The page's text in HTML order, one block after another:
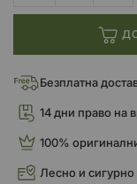
Безплатна
14 дни право на
100%
Лесно и